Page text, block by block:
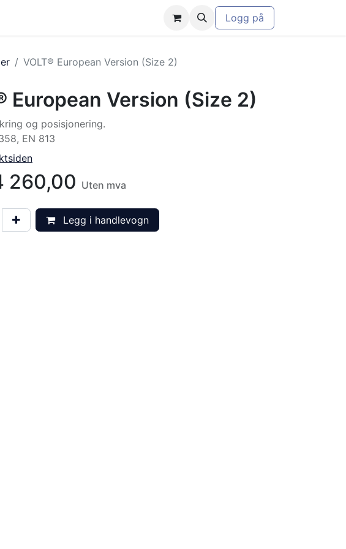
Logg på
VOLT® European Version (Size 2)
European Version (Size 2)
og posisjonering.
EN 813
260,00 Uten mva
Legg i handlevogn